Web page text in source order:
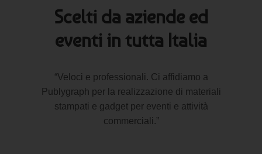
Scelti da aziende ed
eventi in tutta Italia
“Veloci e professionali. Ci affidiamo a
Publygraph per la realizzazione di materiali
stampati e gadget per eventi e attività
commerciali.”